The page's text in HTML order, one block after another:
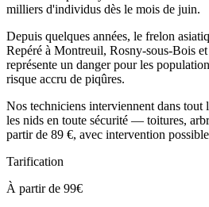
milliers d'individus dès le mois de juin.
Depuis quelques années, le frelon
Repéré à Montreuil, Rosny-sous-Bois
représente un danger pour les
risque accru de piqûres.
Nos techniciens interviennent dans tout
les nids en toute sécurité — toitures,
partir de 89 €, avec intervention
Tarification
À partir de 99€